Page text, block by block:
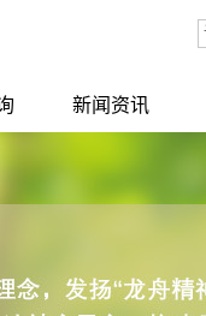
新闻资讯
行业新闻